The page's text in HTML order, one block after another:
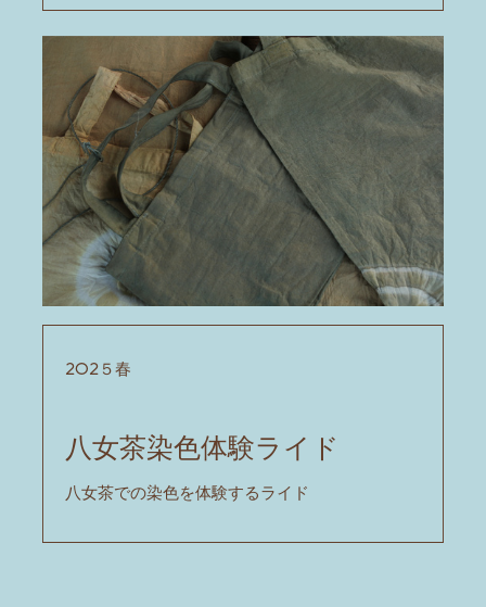
202５春
八女茶染色体験ライド
八女茶での染色を体験するライド